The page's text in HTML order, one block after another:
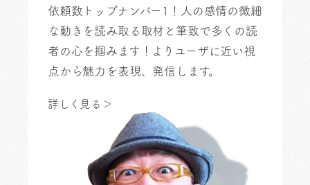
依頼数トップナンバー1！
人の感情の微細
な動きを読み取る取材と筆致で多くの読
者の心を掴みます！よりユーザに近い視
点から魅力を表現、発信します。
詳しく見る＞